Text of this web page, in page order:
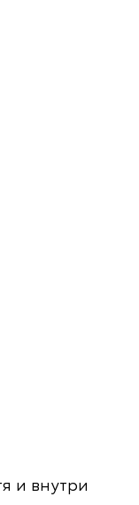
и внутри